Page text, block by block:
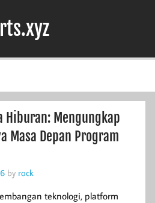
Hiburan: Mengungkap
Masa Depan Program
by rock
teknologi, platform